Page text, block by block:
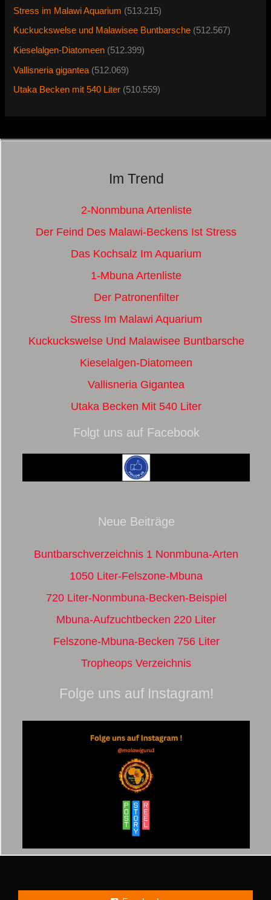
Stress im Malawi Aquarium (513.215)
Kuckuckswelse und Malawisee Buntbarsche (512.567)
Kieselalgen-Diatomeen (512.399)
Vallisneria gigantea (512.069)
Utaka Becken mit 540 Liter (510.559)
Im Trend
2-Nonmbuna Artenliste
Der Feind Des Malawi-Beckens Ist Stress
Das Kochsalz Im Aquarium
1-Mbuna Artenliste
Der Patronenfilter
Stress Im Malawi Aquarium
Kuckuckswelse Und Malawisee Buntbarsche
Kieselalgen-Diatomeen
Vallisneria Gigantea
Utaka Becken Mit 540 Liter
Folgt uns auf Facebook
Neue Beiträge
Buntbarschverzeichnis 1 Nonmbuna-Arten
1050 Liter-Felszone-Mbuna
720 Liter-Nonmbuna-Becken-Beispiel
Mbuna-Aufzuchtbecken 220 Liter
Felszone-Mbuna-Becken 756 Liter
Tropheops Verzeichnis
Folge uns auf Instagram!